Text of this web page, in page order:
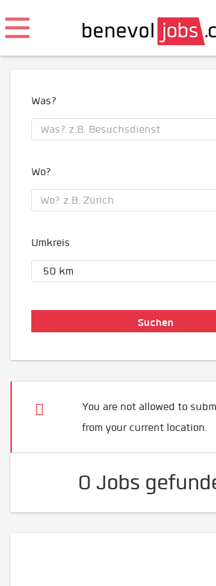
Was?
Wo?
Umkreis
You are not allowed to
from your current location.
0 Jobs